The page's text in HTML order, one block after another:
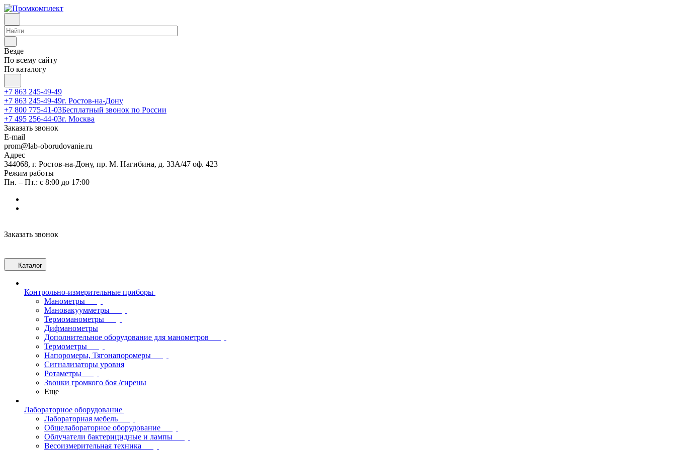
Везде
По всему сайту
По каталогу
+7 863 245-49-49
+7 863 245-49-49г. Ростов-на-Дону
+7 800 775-41-03Бесплатный звонок по России
+7 495 256-44-03г. Москва
Заказать звонок
E-mail
prom@lab-oborudovanie.ru
Адрес
344068, г. Ростов-на-Дону, пр. М. Нагибина, д. 33А/47 оф. 423
Режим работы
Пн. – Пт.: с 8:00 до 17:00
Заказать звонок
Каталог
Контрольно-измерительные приборы
Манометры
Мановакуумметры
Термоманометры
Дифманометры
Дополнительное оборудование для манометров
Термометры
Напоромеры, Тягонапоромеры
Сигнализаторы уровня
Ротаметры
Звонки громкого боя /сирены
Еще
Лабораторное оборудование
Лабораторная мебель
Общелабораторное оборудование
Облучатели бактерицидные и лампы
Весоизмерительная техника